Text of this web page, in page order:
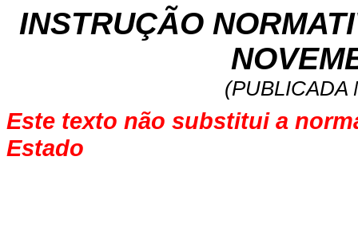
INSTRUÇÃO
(PUBLICADA
Este texto não substitui a
Estado